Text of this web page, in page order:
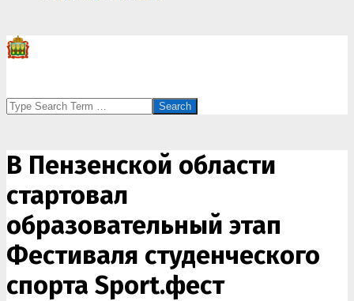
Search
В Пензенской области
стартовал
образовательный этап
Фестиваля студенческого
спорта Sport.фест